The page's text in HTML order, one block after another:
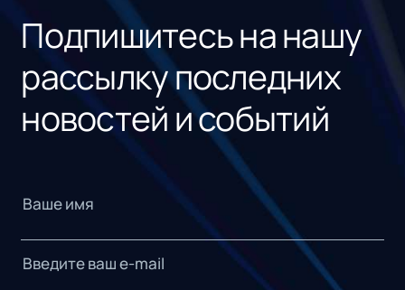
Подпишитесь на нашу
рассылку последних
новостей и событий